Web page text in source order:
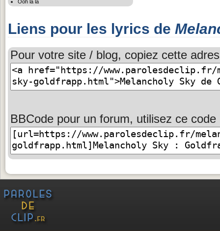
Ooh la la
Liens pour les lyrics de
Pour votre site / blog, copiez cette
BBCode pour un forum, utilisez ce code